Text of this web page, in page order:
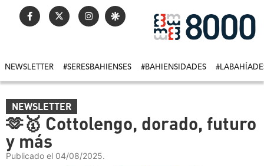
NEWSLETTER #SERESBAHIENSES #BAHIENSIDADES
NEWSLETTER
🫶🥇 Cottolengo, dorado, futuro
y más
Publicado el 04/08/2025.